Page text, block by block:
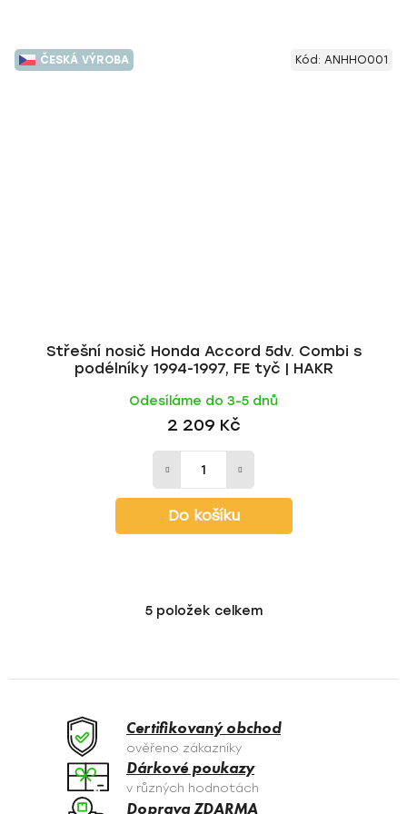
ČESKÁ VÝROBA
Střešní nosič Honda Accord 5dv. Combi s
podélníky 1994-1997, FE tyč | HAKR
Odesíláme do 3-5 dnů
2 209 Kč
Do košíku
Kód: ANHHO001
O
á
c
í
p
r
5položek celkem
Certifikovaný obchod
ověřeno zákazníky
Dárkové poukazy
v různých hodnotách
Doprava ZDARMA